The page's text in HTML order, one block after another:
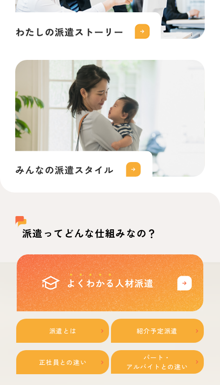
派遣ってどんな仕組みなの？
派遣とは 紹介予定派遣
正社員との違い
パート・
アルバイトとの違い